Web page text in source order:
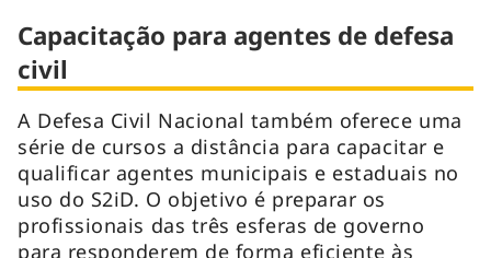
Capacitação para agentes de defesa
civil
A Defesa Civil Nacional também oferece uma
série de cursos a distância para capacitar e
qualificar agentes municipais e estaduais no
uso do S2iD. O objetivo é preparar os
profissionais das três esferas de governo
para responderem de forma eficiente às